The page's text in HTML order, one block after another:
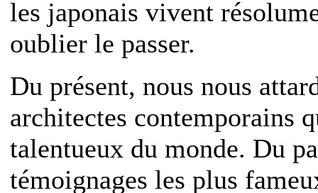
les japonais vivent
oublier le passer.
Du présent, nous nous
architectes contemporains
talentueux du monde. Du
témoignages les plus